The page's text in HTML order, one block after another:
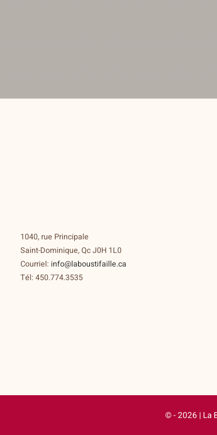
1040, rue Principale
Saint-Dominique, Qc J0H 1L0
Courriel: info@laboustifaille.ca
Tél: 450.774.3535
© - 2026 | La